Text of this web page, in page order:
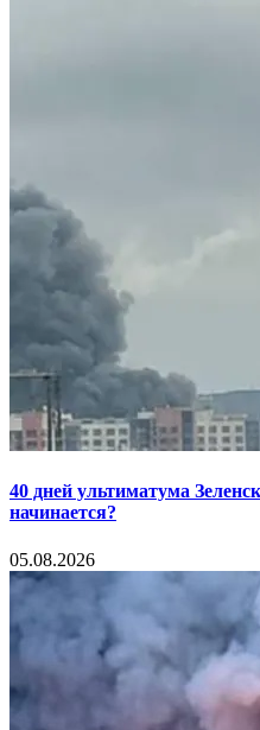
40 дней ультиматума
начинается?
05.08.2026